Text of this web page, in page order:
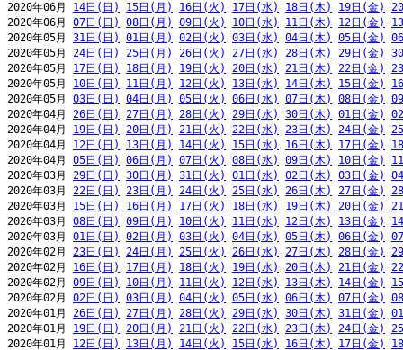
2020年06月 14日(日) 15日(月) 16日(火) 17日(水) 18日(木) 19日(金)
2020年06月 07日(日) 08日(月) 09日(火) 10日(水) 11日(木) 12日(金)
2020年05月 31日(日) 01日(月) 02日(火) 03日(水) 04日(木) 05日(金)
2020年05月 24日(日) 25日(月) 26日(火) 27日(水) 28日(木) 29日(金)
2020年05月 17日(日) 18日(月) 19日(火) 20日(水) 21日(木) 22日(金)
2020年05月 10日(日) 11日(月) 12日(火) 13日(水) 14日(木) 15日(金)
2020年05月 03日(日) 04日(月) 05日(火) 06日(水) 07日(木) 08日(金)
2020年04月 26日(日) 27日(月) 28日(火) 29日(水) 30日(木) 01日(金)
2020年04月 19日(日) 20日(月) 21日(火) 22日(水) 23日(木) 24日(金)
2020年04月 12日(日) 13日(月) 14日(火) 15日(水) 16日(木) 17日(金)
2020年04月 05日(日) 06日(月) 07日(火) 08日(水) 09日(木) 10日(金)
2020年03月 29日(日) 30日(月) 31日(火) 01日(水) 02日(木) 03日(金)
2020年03月 22日(日) 23日(月) 24日(火) 25日(水) 26日(木) 27日(金)
2020年03月 15日(日) 16日(月) 17日(火) 18日(水) 19日(木) 20日(金)
2020年03月 08日(日) 09日(月) 10日(火) 11日(水) 12日(木) 13日(金)
2020年03月 01日(日) 02日(月) 03日(火) 04日(水) 05日(木) 06日(金)
2020年02月 23日(日) 24日(月) 25日(火) 26日(水) 27日(木) 28日(金)
2020年02月 16日(日) 17日(月) 18日(火) 19日(水) 20日(木) 21日(金)
2020年02月 09日(日) 10日(月) 11日(火) 12日(水) 13日(木) 14日(金)
2020年02月 02日(日) 03日(月) 04日(火) 05日(水) 06日(木) 07日(金)
2020年01月 26日(日) 27日(月) 28日(火) 29日(水) 30日(木) 31日(金)
2020年01月 19日(日) 20日(月) 21日(火) 22日(水) 23日(木) 24日(金)
2020年01月 12日(日) 13日(月) 14日(火) 15日(水) 16日(木) 17日(金)